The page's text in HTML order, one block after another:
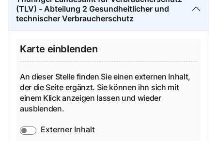
(TLV) - Abteilung 2 Gesundheitlicher und
technischer Verbraucherschutz
Karte einblenden
An dieser Stelle finden Sie einen externen Inhalt,
der die Seite ergänzt. Sie können ihn sich mit
einem Klick anzeigen lassen und wieder
ausblenden.
Externer Inhalt